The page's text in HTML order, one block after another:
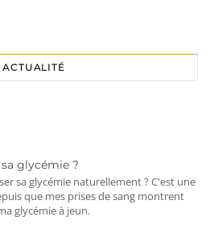
ACTUALITÉ
glycémie ?
sa glycémie naturellement ? C'est une
que mes prises de sang montrent
glycémie à jeun.